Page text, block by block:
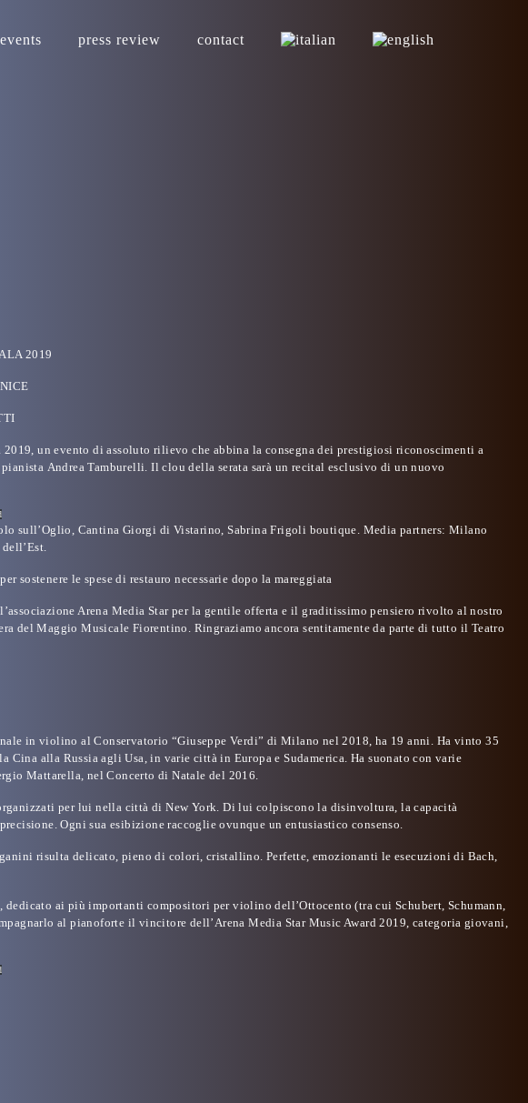
press review contact
2019
2019, un evento di assoluto rilievo che abbina la consegna dei prestigiosi riconoscimenti a
Andrea Tamburelli. Il clou della serata sarà un recital esclusivodi un nuovo
sull’Oglio, Cantina Giorgi di Vistarino, Sabrina Frigoli boutique. Media partners:Milano
per sostenere le spese di restauro necessarie dopo la mareggiata
Arena Media Star per la gentile offerta e il graditissimo pensiero rivolto al nostro
del Maggio Musicale Fiorentino. Ringraziamo ancora sentitamente da parte di tutto il Teatro
in violino al Conservatorio “Giuseppe Verdi” di Milano nel 2018, ha 19 anni. Ha vinto 35
alla Russia agli Usa, in varie città in Europa e Sudamerica. Ha suonato con varie
Mattarella, nel Concerto di Natale del 2016.
per lui nella città di New York. Di lui colpiscono la disinvoltura, la capacità
Ogni sua esibizione raccoglie ovunque un entusiastico consenso.
risulta delicato, pieno di colori, cristallino. Perfette, emozionanti le esecuzioni di Bach,
ai più importanti compositori per violino dell’Ottocento (tra cui Schubert, Schumann,
al pianoforte il vincitore dell’Arena Media Star Music Award 2019, categoria giovani,